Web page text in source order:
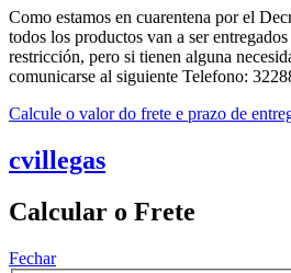
Como estamos en cuarentena por el
todos los productos van a ser
restricción, pero si tienen alguna
comunicarse al siguiente Telefono:
Calcule o valor do frete e prazo de
cvillegas
Calcular o Frete
Fechar